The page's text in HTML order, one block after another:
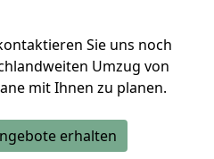
Sie uns noch
Umzug von
mit Ihnen zu planen.
erhalten